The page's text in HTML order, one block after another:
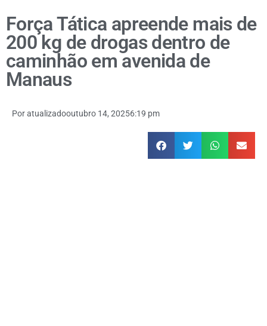
Força Tática apreende mais de
200 kg de drogas dentro de
caminhão em avenida de
Manaus
Poratualizadooutubro 14, 20256:19 pm